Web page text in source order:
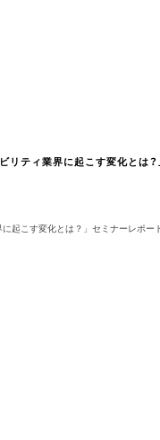
リティ業界に起こす変化とは？